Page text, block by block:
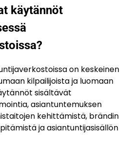
käytännöt
on keskeinen
kilpailijoista ja luomaan
sisältävät
asiantuntemuksen
kehittämistä, brändin
ja asiantuntijasisällön